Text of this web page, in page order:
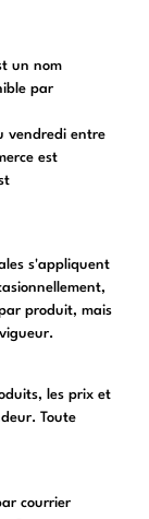
un nom
par
vendredi entre
est
s'appliquent
produit, mais
les prix et
Toute
courrier